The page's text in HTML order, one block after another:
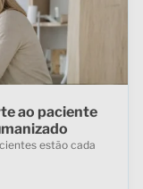
ao paciente
estão cada